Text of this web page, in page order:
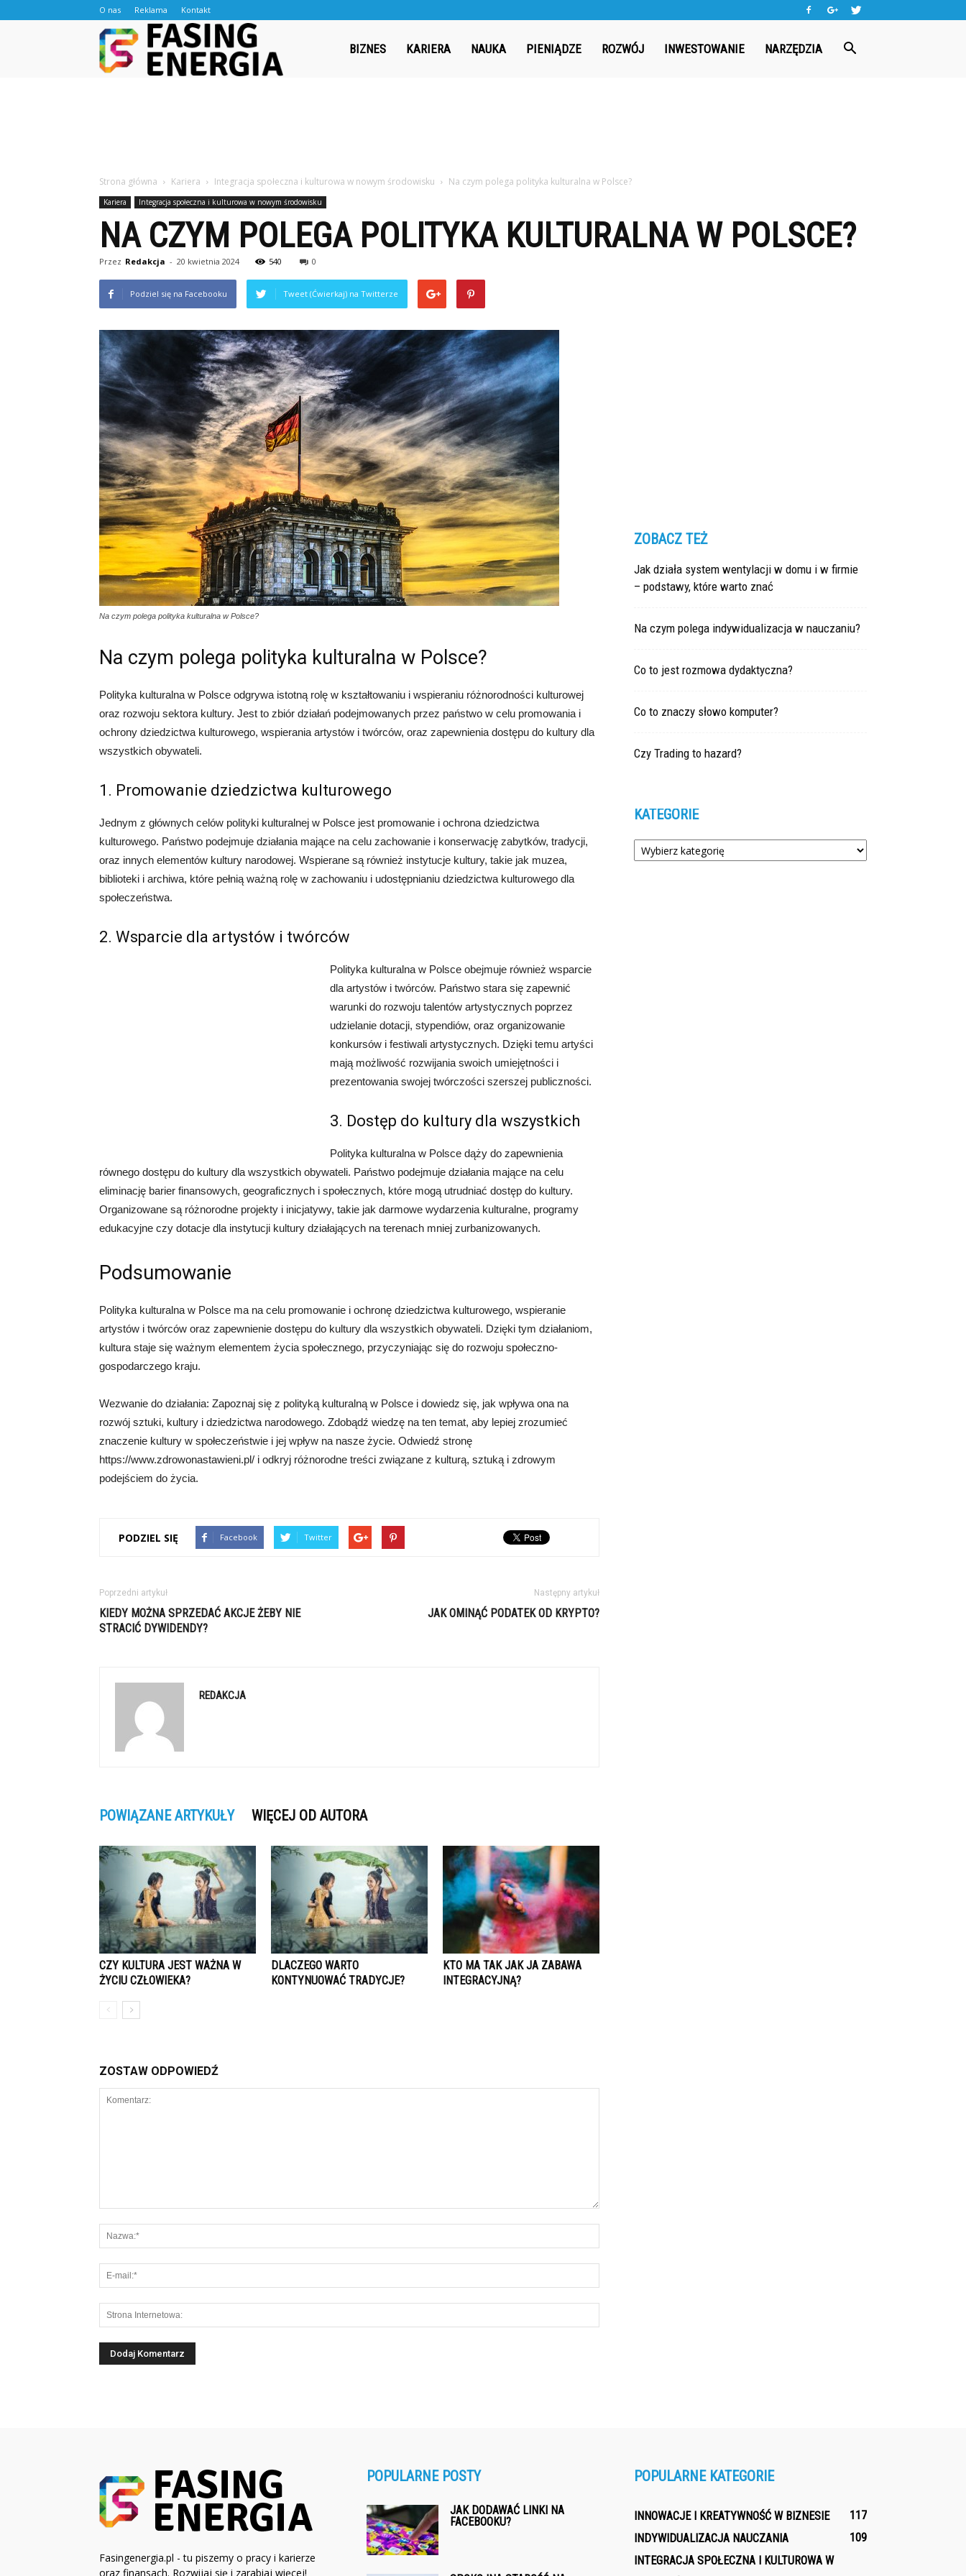
O nas Reklama Kontakt
Fasingenergia.plBIZNES KARIERA NAUKA PIENIĄDZE ROZWÓJ INWESTOWANIE NARZĘDZIA
Strona główna Kariera Integracja społeczna i kulturowa w nowym środowisku Na czym polega polityka kulturalna w Polsce?
Kariera Integracja społeczna i kulturowa w nowym środowisku
NA CZYM POLEGA POLITYKA KULTURALNA W POLSCE?
Przez Redakcja - 20 kwietnia 2024 540 0
Podziel się na Facebooku Tweet (Ćwierkaj) na Twitterze
Na czym polega polityka kulturalna w Polsce?
Na czym polega polityka kulturalna w Polsce?
Polityka kulturalna w Polsce odgrywa istotną rolę w kształtowaniu i wspieraniu różnorodności kulturowej
oraz rozwoju sektora kultury. Jest to zbiór działań podejmowanych przez państwo w celu promowania i
ochrony dziedzictwa kulturowego, wspierania artystów i twórców, oraz zapewnienia dostępu do kultury dla
wszystkich obywateli.
1. Promowanie dziedzictwa kulturowego
Jednym z głównych celów polityki kulturalnej w Polsce jest promowanie i ochrona dziedzictwa
kulturowego. Państwo podejmuje działania mające na celu zachowanie i konserwację zabytków, tradycji,
oraz innych elementów kultury narodowej. Wspierane są również instytucje kultury, takie jak muzea,
biblioteki i archiwa, które pełnią ważną rolę w zachowaniu i udostępnianiu dziedzictwa kulturowego dla
społeczeństwa.
2. Wsparcie dla artystów i twórców
Polityka kulturalna w Polsce obejmuje również wsparcie
dla artystów i twórców. Państwo stara się zapewnić
warunki do rozwoju talentów artystycznych poprzez
udzielanie dotacji, stypendiów, oraz organizowanie
konkursów i festiwali artystycznych. Dzięki temu artyści
mają możliwość rozwijania swoich umiejętności i
prezentowania swojej twórczości szerszej publiczności.
3. Dostęp do kultury dla wszystkich
Polityka kulturalna w Polsce dąży do zapewnienia
równego dostępu do kultury dla wszystkich obywateli. Państwo podejmuje działania mające na celu
eliminację barier finansowych, geograficznych i społecznych, które mogą utrudniać dostęp do kultury.
Organizowane są różnorodne projekty i inicjatywy, takie jak darmowe wydarzenia kulturalne, programy
edukacyjne czy dotacje dla instytucji kultury działających na terenach mniej zurbanizowanych.
Podsumowanie
Polityka kulturalna w Polsce ma na celu promowanie i ochronę dziedzictwa kulturowego, wspieranie
artystów i twórców oraz zapewnienie dostępu do kultury dla wszystkich obywateli. Dzięki tym działaniom,
kultura staje się ważnym elementem życia społecznego, przyczyniając się do rozwoju społeczno-
gospodarczego kraju.
Wezwanie do działania: Zapoznaj się z polityką kulturalną w Polsce i dowiedz się, jak wpływa ona na
rozwój sztuki, kultury i dziedzictwa narodowego. Zdobądź wiedzę na ten temat, aby lepiej zrozumieć
znaczenie kultury w społeczeństwie i jej wpływ na nasze życie. Odwiedź stronę
https://www.zdrowonastawieni.pl/ i odkryj różnorodne treści związane z kulturą, sztuką i zdrowym
podejściem do życia.
PODZIEL SIĘ Facebook Twitter
Poprzedni artykuł
KIEDY MOŻNA SPRZEDAĆ AKCJE ŻEBY NIE
STRACIĆ DYWIDENDY?
Następny artykuł
JAK OMINĄĆ PODATEK OD KRYPTO?
REDAKCJA
POWIĄZANE ARTYKUŁY WIĘCEJ OD AUTORA
CZY KULTURA JEST WAŻNA W
ŻYCIU CZŁOWIEKA?
DLACZEGO WARTO
KONTYNUOWAĆ TRADYCJE?
KTO MA TAK JAK JA ZABAWA
INTEGRACYJNĄ?
ZOSTAW ODPOWIEDŹ
ZOBACZ TEŻ
Jak działa system wentylacji w domu i w firmie
– podstawy, które warto znać
Na czym polega indywidualizacja w nauczaniu?
Co to jest rozmowa dydaktyczna?
Co to znaczy słowo komputer?
Czy Trading to hazard?
KATEGORIE
Kategorie
Fasingenergia.pl - tu piszemy o pracy i karierze
oraz finansach. Rozwijaj się i zarabiaj więcej!
POPULARNE POSTY
JAK DODAWAĆ LINKI NA
FACEBOOKU?
POPULARNE KATEGORIE
INNOWACJE I KREATYWNOŚĆ W BIZNESIE
117
INDYWIDUALIZACJA NAUCZANIA
109
INTEGRACJA SPOŁECZNA I KULTUROWA W